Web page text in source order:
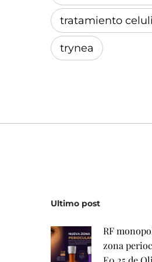
tratamiento
trynea
Ultimo post
RF
zona